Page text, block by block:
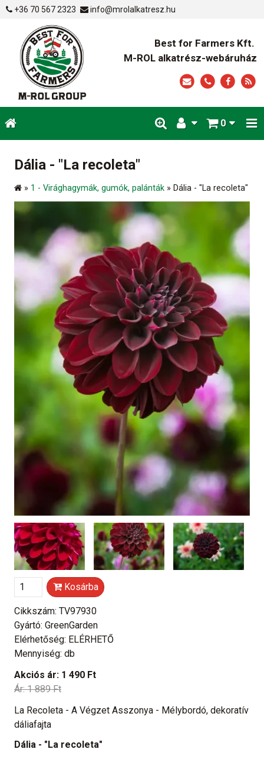
+36 70 567 2323 info@mrolalkatresz.hu
Best for Farmers Kft.
M-ROL alkatrész-webáruház
0
Dália - "La recoleta"
» 1 - Virághagymák, gumók, palánták » Dália - "La recoleta"
Kosárba
Cikkszám: TV97930
Gyártó: GreenGarden
Elérhetőség: ELÉRHETŐ
Mennyiség: db
Akciós ár: 1 490 Ft
Ár:1 889 Ft
La Recoleta - A Végzet Asszonya - Mélybordó, dekoratív
dáliafajta
Dália - "La recoleta"